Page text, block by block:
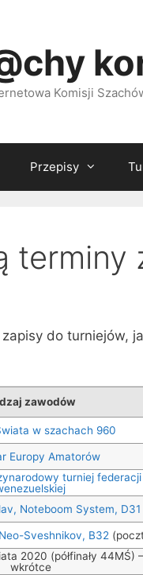
Komisji
Przepisy
do turniejów,
zawodów
w szachach 960
Europy Amatorów
turniej federacji
Noteboom System, D31
Sveshnikov, B32
2020 (półfinały 44MŚ) –
wkrótce